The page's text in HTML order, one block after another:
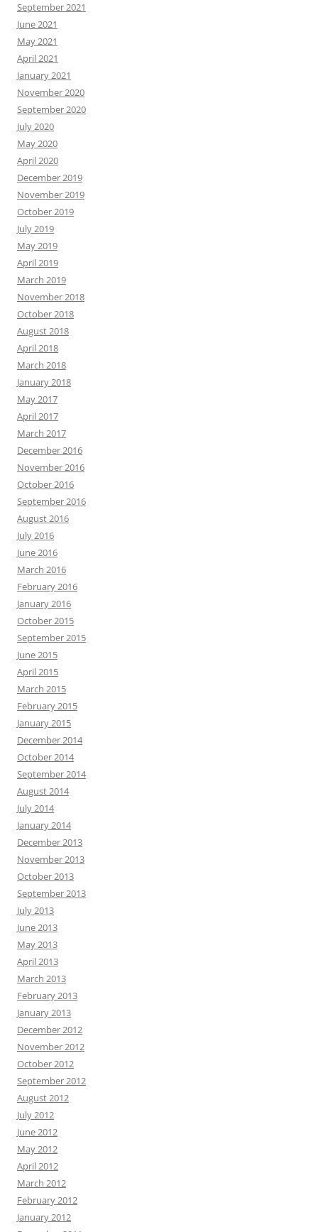
September 2021
June 2021
May 2021
April 2021
January 2021
November 2020
September 2020
July 2020
May 2020
April 2020
December 2019
November 2019
October 2019
July 2019
May 2019
April 2019
March 2019
November 2018
October 2018
August 2018
April 2018
March 2018
January 2018
May 2017
April 2017
March 2017
December 2016
November 2016
October 2016
September 2016
August 2016
July 2016
June 2016
March 2016
February 2016
January 2016
October 2015
September 2015
June 2015
April 2015
March 2015
February 2015
January 2015
December 2014
October 2014
September 2014
August 2014
July 2014
January 2014
December 2013
November 2013
October 2013
September 2013
July 2013
June 2013
May 2013
April 2013
March 2013
February 2013
January 2013
December 2012
November 2012
October 2012
September 2012
August 2012
July 2012
June 2012
May 2012
April 2012
March 2012
February 2012
January 2012